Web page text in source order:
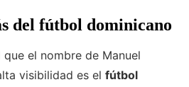
del fútbol dominicano
el nombre de Manuel
visibilidad es el fútbol